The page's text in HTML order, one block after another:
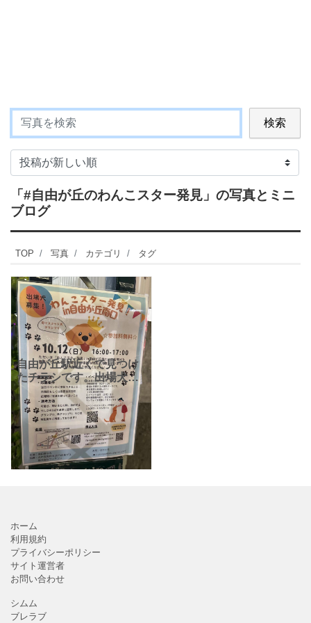
検索
「#自由が丘のわんこスター発見」 の写真とミニ
ブログ
TOP 写真 カテゴリ タグ
自由が丘駅近くで見つけ
たチラシです。出場犬募
集！だそうです。南口商
店会主催・犬の写真館
INUSTA自由が丘協賛の
イベント「わんこスター
発見！in自由が丘南口」
の
ホーム
利用規約
プライバシーポリシー
サイト運営者
お問い合わせ
シムム
ブレラブ